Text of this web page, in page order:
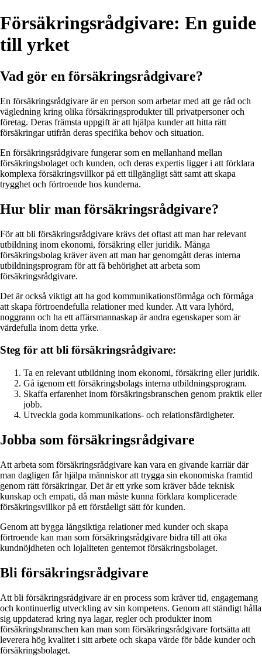
Försäkringsrådgivare: En guide
till yrket
Vad gör en försäkringsrådgivare?
En försäkringsrådgivare är en person som arbetar med att ge råd och
vägledning kring olika försäkringsprodukter till privatpersoner och
företag. Deras främsta uppgift är att hjälpa kunder att hitta rätt
försäkringar utifrån deras specifika behov och situation.
En försäkringsrådgivare fungerar som en mellanhand mellan
försäkringsbolaget och kunden, och deras expertis ligger i att förklara
komplexa försäkringsvillkor på ett tillgängligt sätt samt att skapa
trygghet och förtroende hos kunderna.
Hur blir man försäkringsrådgivare?
För att bli försäkringsrådgivare krävs det oftast att man har relevant
utbildning inom ekonomi, försäkring eller juridik. Många
försäkringsbolag kräver även att man har genomgått deras interna
utbildningsprogram för att få behörighet att arbeta som
försäkringsrådgivare.
Det är också viktigt att ha god kommunikationsförmåga och förmåga
att skapa förtroendefulla relationer med kunder. Att vara lyhörd,
noggrann och ha ett affärsmannaskap är andra egenskaper som är
värdefulla inom detta yrke.
Steg för att bli försäkringsrådgivare:
Ta en relevant utbildning inom ekonomi, försäkring eller juridik.
Gå igenom ett försäkringsbolags interna utbildningsprogram.
Skaffa erfarenhet inom försäkringsbranschen genom praktik eller
jobb.
Utveckla goda kommunikations- och relationsfärdigheter.
Jobba som försäkringsrådgivare
Att arbeta som försäkringsrådgivare kan vara en givande karriär där
man dagligen får hjälpa människor att trygga sin ekonomiska framtid
genom rätt försäkringar. Det är ett yrke som kräver både teknisk
kunskap och empati, då man måste kunna förklara komplicerade
försäkringsvillkor på ett förståeligt sätt för kunden.
Genom att bygga långsiktiga relationer med kunder och skapa
förtroende kan man som försäkringsrådgivare bidra till att öka
kundnöjdheten och lojaliteten gentemot försäkringsbolaget.
Bli försäkringsrådgivare
Att bli försäkringsrådgivare är en process som kräver tid, engagemang
och kontinuerlig utveckling av sin kompetens. Genom att ständigt hålla
sig uppdaterad kring nya lagar, regler och produkter inom
försäkringsbranschen kan man som försäkringsrådgivare fortsätta att
leverera hög kvalitet i sitt arbete och skapa värde för både kunder och
försäkringsbolaget.